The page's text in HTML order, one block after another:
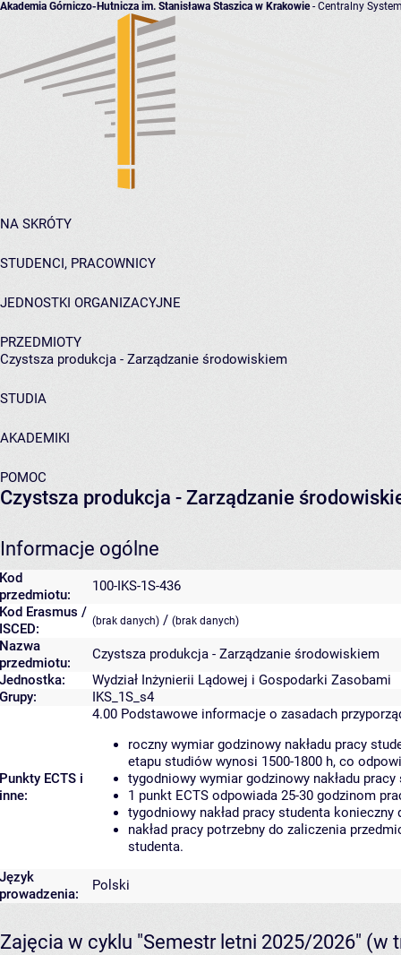
Akademia Górniczo-Hutnicza im. Stanisława Staszica w Krakowie- Centralny
NA SKRÓTY
STUDENCI, PRACOWNICY
JEDNOSTKI ORGANIZACYJNE
PRZEDMIOTY
Czystsza produkcja - Zarządzanie środowiskiem
STUDIA
AKADEMIKI
POMOC
Czystsza produkcja - Zarządzanie
Informacje ogólne
Kod
przedmiotu:
100-IKS-1S-436
Kod Erasmus /
ISCED:
(brak danych) / (brak danych)
Nazwa
przedmiotu:
Czystsza produkcja - Zarządzanie środowiskiem
Jednostka:
Wydział Inżynierii Lądowej i Gospodarki Zasobami
Grupy:
IKS_1S_s4
Punkty ECTS i
inne:
4.00 Podstawowe informacje o zasadach
roczny wymiar godzinowy nakładu pracy
etapu studiów wynosi 1500-1800 h, co
tygodniowy wymiar godzinowy nakładu
1 punkt ECTS odpowiada 25-30 godzinom
tygodniowy nakład pracy studenta
nakład pracy potrzebny do zaliczenia
studenta.
Język
prowadzenia:
Polski
Zajęcia w cyklu "Semestr letni 2025/2026" (w